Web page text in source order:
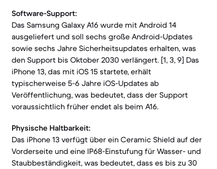
Software-Support:
Das Samsung Galaxy A16 wurde mit Android 14
ausgeliefert und soll sechs große Android-Updates
sowie sechs Jahre Sicherheitsupdates erhalten, was
den Support bis Oktober 2030 verlängert. [1, 3, 9] Das
iPhone 13, das mit iOS 15 startete, erhält
typischerweise 5-6 Jahre iOS-Updates ab
Veröffentlichung, was bedeutet, dass der Support
voraussichtlich früher endet als beim A16.
Physische Haltbarkeit:
Das iPhone 13 verfügt über ein Ceramic Shield auf der
Vorderseite und eine IP68-Einstufung für Wasser- und
Staubbeständigkeit, was bedeutet, dass es bis zu 30